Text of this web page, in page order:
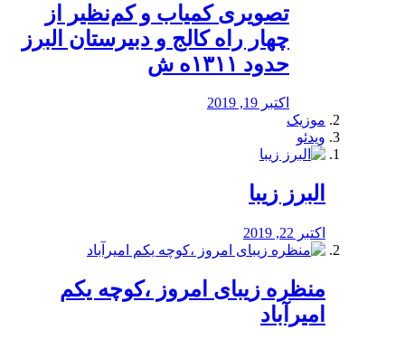
️تصویری کمیاب و کم‌نظیر از
چهار راه كالج و دبيرستان البرز
حدود ۱۳۱۱ه ش
اکتبر 19, 2019
موزیک
ویدئو
البرز زیبا
اکتبر 22, 2019
منظره‌‌ زیبای امروز ،کوچه یکم
امیرآباد